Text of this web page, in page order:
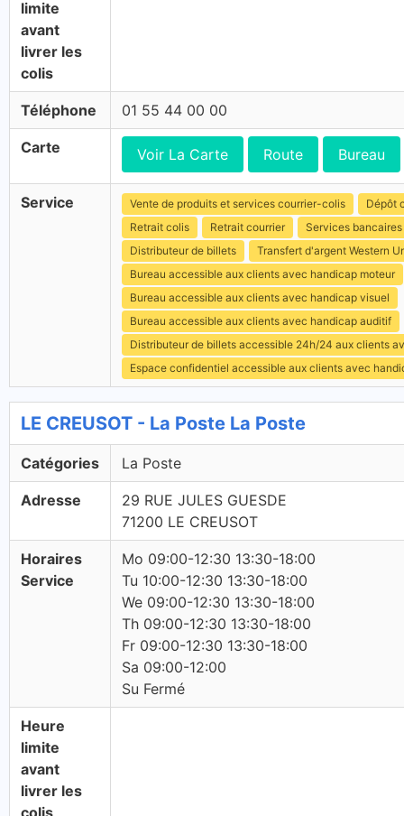
limite
avant
livrer les
colis
Téléphone 01 55 44 00 00
Carte Voir La Carte Route Bureau
Service Vente de produits et services courrier-colis
Dépôt
Retrait colis
Retrait courrier
Services bancaires
Distributeur de billets
Transfert d'argent Western
Bureau accessible aux clients avec handicap moteur
Bureau accessible aux clients avec handicap visuel
Bureau accessible aux clients avec handicap auditif
Distributeur de billets accessible 24h/24 aux clients
Espace confidentiel accessible aux clients avec
LE CREUSOT - La Poste La Poste
Catégories La Poste
Adresse
29 RUE JULES GUESDE
71200 LE CREUSOT
Horaires
Service
Mo 09:00-12:30 13:30-18:00
Tu 10:00-12:30 13:30-18:00
We 09:00-12:30 13:30-18:00
Th 09:00-12:30 13:30-18:00
Fr 09:00-12:30 13:30-18:00
Sa 09:00-12:00
Su Fermé
Heure
limite
avant
livrer les
colis